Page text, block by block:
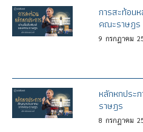
การสะท้อน
คณะราษฎร
9 กรกฎาคม
หลักหกประ
ราษฎร
8 กรกฎาคม